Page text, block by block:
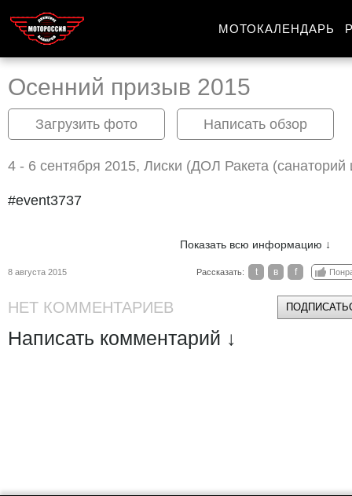
МОТОКАЛЕНДАРЬ
Осенний призыв 2015
Загрузить фото Написать обзор
4 - 6 сентября 2015, Лиски (ДОЛ Ракета
#event3737
Показать всю информацию ↓
8 августа 2015 Рассказать: t в f
НЕТ КОММЕНТАРИЕВ
Написать комментарий ↓